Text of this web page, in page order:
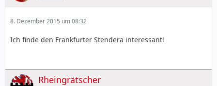
8. Dezember 2015 um 08:32
Ich finde den Frankfurter Stendera interessant!
Rheingrätscher